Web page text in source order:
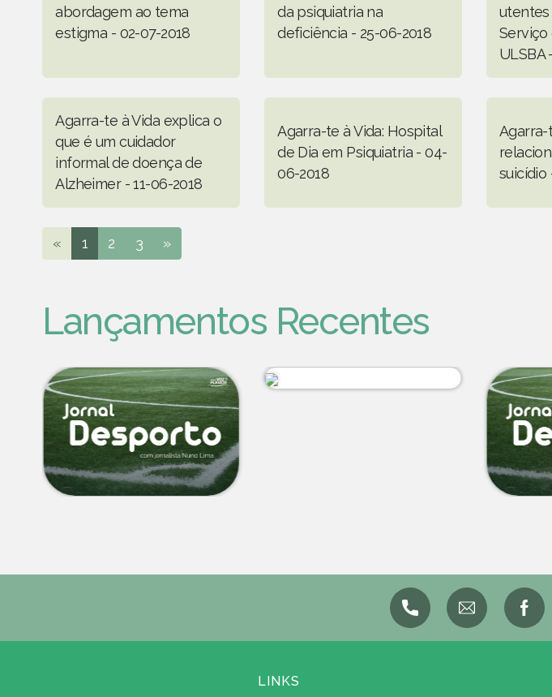
abordagem ao tema
estigma - 02-07-2018
da psiquiatria na
deficiência - 25-06-2018
utentes
Serviço
ULSBA
Agarra-te à Vida explica o
que é um cuidador
informal de doença de
Alzheimer - 11-06-2018
Agarra-te à Vida: Hospital
de Dia em Psiquiatria - 04-
06-2018
Agarra-
suicídio
« 1 2 3 »
Lançamentos Recentes
LINKS